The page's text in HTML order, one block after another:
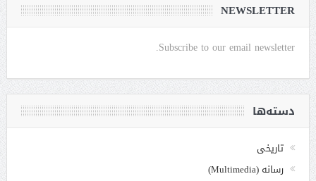
NEWSLETTER
Subscribe to our email newsletter.
دسته‌ها
تاریخی
رسانه (Multimedia)